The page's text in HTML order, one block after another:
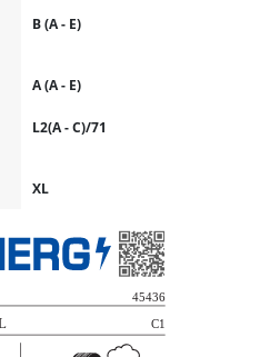
B (A - E)
A (A - E)
L2(A - C)/71
XL